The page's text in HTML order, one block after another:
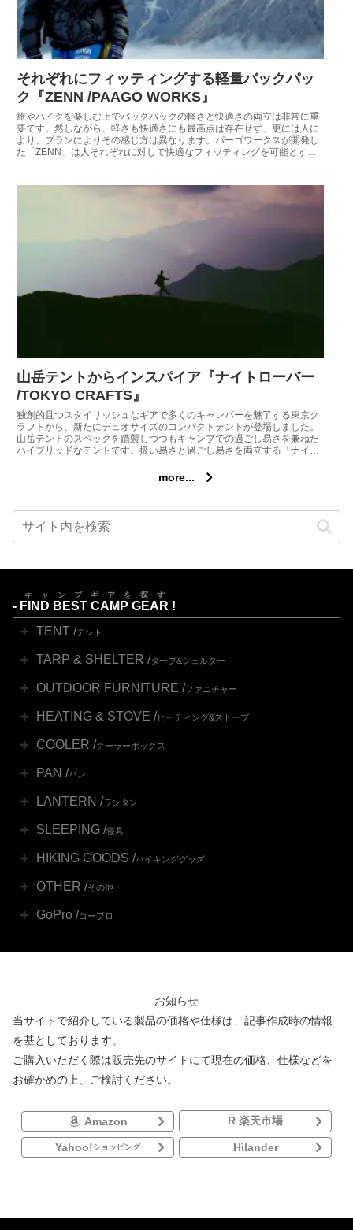
それぞれにフィッティングする軽量バックパッ
ク『ZENN /PAAGO WORKS』
旅やハイクを楽しむ上でバックパックの軽さと快適さの両立は非常に重
要です。然しながら、軽さも快適さにも最高点は存在せず、更には人に
より、プランによりその感じ方は異なります。パーゴワークスが開発し
た「ZENN」は人それぞれに対して快適なフィッティングを可能とする
山岳テントからインスパイア『ナイトローバー
/TOKYO CRAFTS』
独創的且つスタイリッシュなギアで多くのキャンパーを魅了する東京ク
ラフトから、新たにデュオサイズのコンパクトテントが登場しました。
山岳テントのスペックを踏襲しつつもキャンプでの過ごし易さを兼ねた
ハイブリッドなテントです。扱い易さと過ごし易さを両立する「ナイト
more...
- FIND BEST CAMP GEAR
キャンプギアを探す
!
TENT /テント
TARP & SHELTER /タープ&シェルター
OUTDOOR FURNITURE /ファニチャー
HEATING & STOVE /ヒーティング&ストーブ
COOLER /クーラーボックス
PAN /パン
LANTERN /ランタン
SLEEPING /寝具
HIKING GOODS /ハイキンググッズ
OTHER /その他
GoPro /ゴープロ
お知らせ
当サイトで紹介している製品の価格や仕様は、記事作成時の情報
を基としております。
ご購入いただく際は販売先のサイトにて現在の価格、仕様などを
お確かめの上、ご検討ください。
Amazon R 楽天市場
Yahoo!ショッピング Hilander